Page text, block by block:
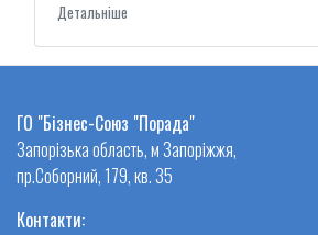
Детальнiше
ГО "Бізнес-Союз "Порада"
Запорізька область, м Запоріжжя,
пр.Соборний, 179, кв. 35
Контакти: